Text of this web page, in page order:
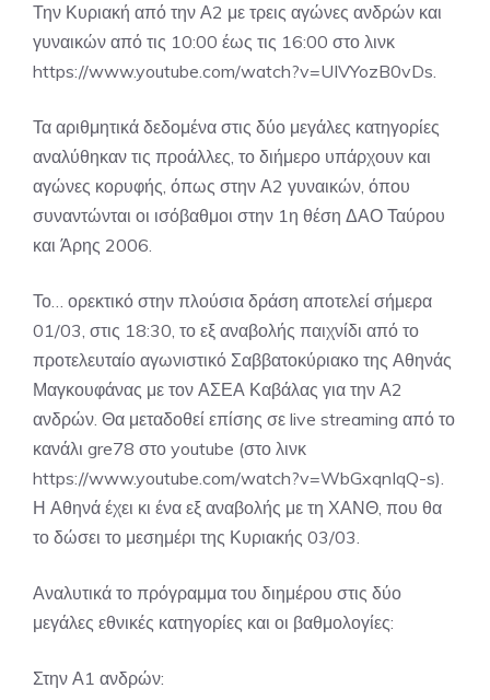
Την Κυριακή από την Α2 με τρεις αγώνες ανδρών και
γυναικών από τις 10:00 έως τις 16:00 στο λινκ
https://www.youtube.com/watch?v=UIVYozB0vDs.
Τα αριθμητικά δεδομένα στις δύο μεγάλες κατηγορίες
αναλύθηκαν τις προάλλες, το διήμερο υπάρχουν και
αγώνες κορυφής, όπως στην Α2 γυναικών, όπου
συναντώνται οι ισόβαθμοι στην 1η θέση ΔΑΟ Ταύρου
και Άρης 2006.
Το… ορεκτικό στην πλούσια δράση αποτελεί σήμερα
01/03, στις 18:30, το εξ αναβολής παιχνίδι από το
προτελευταίο αγωνιστικό Σαββατοκύριακο της Αθηνάς
Μαγκουφάνας με τον ΑΣΕΑ Καβάλας για την Α2
ανδρών. Θα μεταδοθεί επίσης σε live streaming από το
κανάλι gre78 στο youtube (στο λινκ
https://www.youtube.com/watch?v=WbGxqnIqQ-s).
Η Αθηνά έχει κι ένα εξ αναβολής με τη ΧΑΝΘ, που θα
το δώσει το μεσημέρι της Κυριακής 03/03.
Αναλυτικά το πρόγραμμα του διημέρου στις δύο
μεγάλες εθνικές κατηγορίες και οι βαθμολογίες:
Στην Α1 ανδρών: